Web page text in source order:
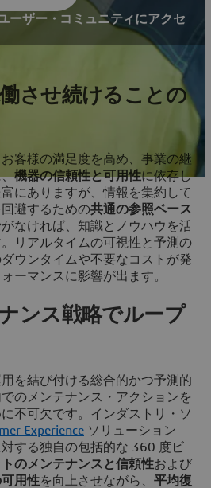
ーザー・コミュニティにアクセ
させ続けることの
お客様の満足度を高め、事業の継
機器の信頼性と可用性に依存し
にありますが、情報を集約して
避するための共通の参照ベース
がなければ、知識とノウハウを活
リアルタイムの可視性と予測の
ウンタイムや不要なコストが発
ーマンスに影響が出ます。
ンス戦略でループ
を結び付ける総合的かつ予測的
のメンテナンス・アクションを
不可欠です。インダストリ・ソ
Experience ソリューション
する独自の包括的な 360 度ビ
のメンテナンスと信頼性および
用性を向上させながら、 平均復